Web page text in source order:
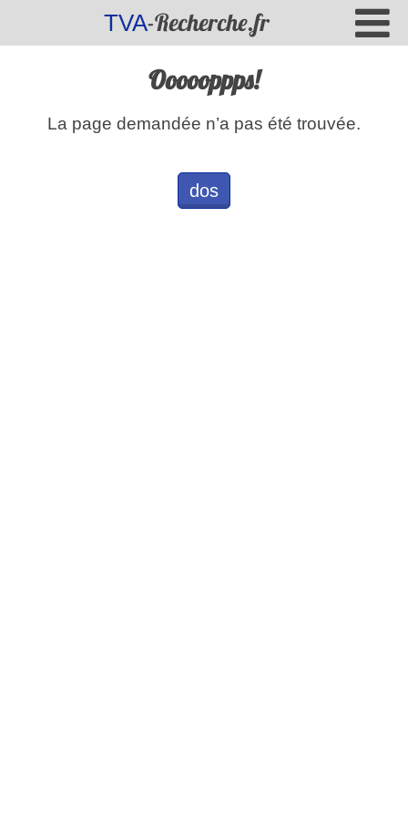
TVA-Recherche.fr
Oooooppps!
La page demandée n’a pas été trouvée.
dos